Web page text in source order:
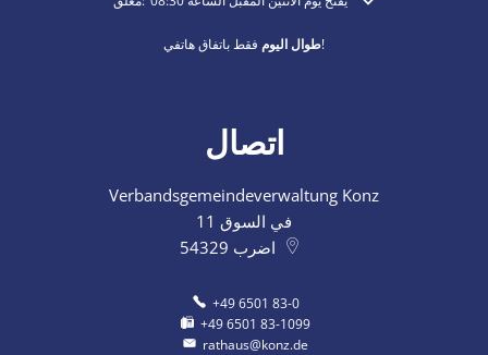
طوال اليومفقط باتفاق هاتفي!
اتصال
Verbandsgemeindeverwaltung Konz
في السوق 11
54329 اضرب
+49 6501 83-0
+49 6501 83-1099
rathaus@konz.de